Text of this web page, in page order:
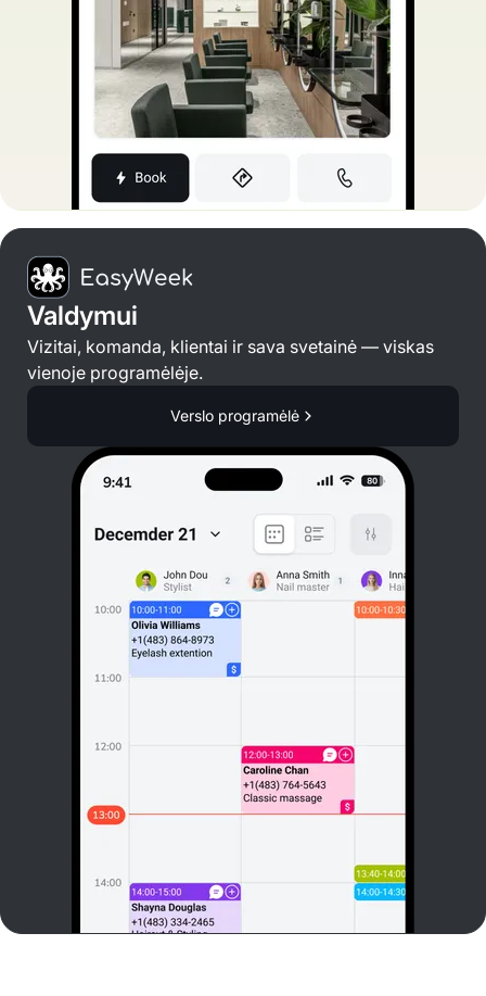
Valdymui
Vizitai, komanda, klientai ir sava svetainė — viskas
vienoje programėlėje.
Verslo programėlė